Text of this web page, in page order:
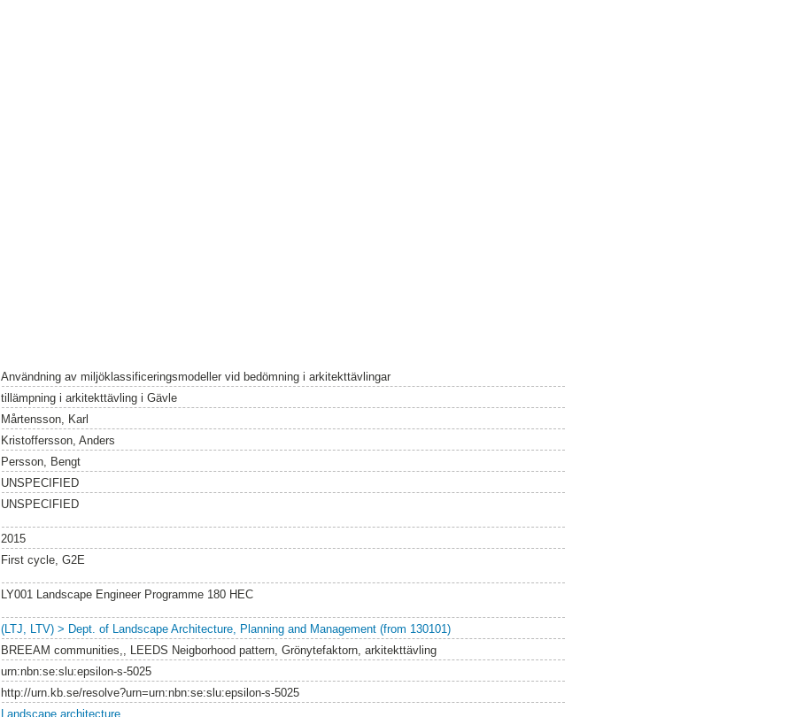
Användning av miljöklassificeringsmodeller vid bedömning i arkitekttävlingar
tillämpning i arkitekttävling i Gävle
Mårtensson, Karl
Kristoffersson, Anders
Persson, Bengt
UNSPECIFIED
UNSPECIFIED
2015
First cycle, G2E
LY001 Landscape Engineer Programme 180 HEC
(LTJ, LTV) > Dept. of Landscape Architecture, Planning and Management (from 130101)
BREEAM communities,, LEEDS Neigborhood pattern, Grönytefaktorn, arkitekttävling
urn:nbn:se:slu:epsilon-s-5025
http://urn.kb.se/resolve?urn=urn:nbn:se:slu:epsilon-s-5025
Landscape architecture